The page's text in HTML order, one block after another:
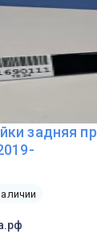
задняя